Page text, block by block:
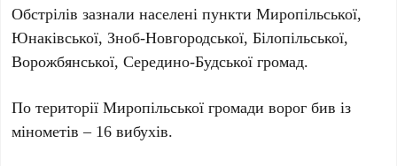
Обстрілів зазнали населені пункти Миропільської,
Юнаківської, Зноб-Новгородської, Білопільської,
Ворожбянської, Середино-Будської громад.
По території Миропільської громади ворог бив із
мінометів – 16 вибухів.